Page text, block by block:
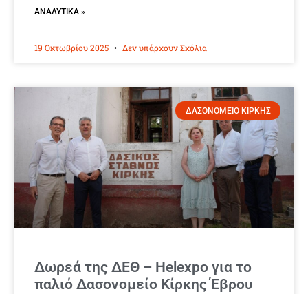
ΑΝΑΛΥΤΙΚΆ »
19 Οκτωβρίου 2025 Δεν υπάρχουν Σχόλια
ΔΑΣΟΝΟΜΕΙΟ ΚΙΡΚΗΣ
Δωρεά της ΔΕΘ – Helexpo για το
παλιό Δασονομείο Κίρκης Έβρου